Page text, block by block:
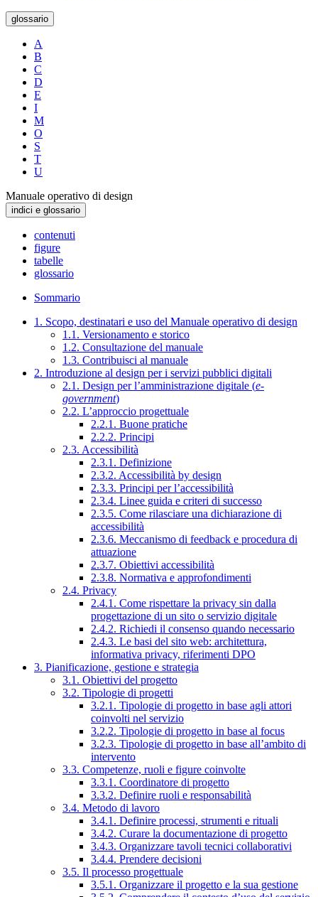
glossario
A
B
C
D
E
I
M
O
S
T
U
Manuale operativo di design
indici e glossario
contenuti
figure
tabelle
glossario
Sommario
1. Scopo, destinatari e uso del Manuale operativo di design
1.1. Versionamento e storico
1.2. Consultazione del manuale
1.3. Contribuisci al manuale
2. Introduzione al design per i servizi pubblici digitali
2.1. Design per l’amministrazione digitale (e-
government)
2.2. L’approccio progettuale
2.2.1. Buone pratiche
2.2.2. Principi
2.3. Accessibilità
2.3.1. Definizione
2.3.2. Accessibilità by design
2.3.3. Principi per l’accessibilità
2.3.4. Linee guida e criteri di successo
2.3.5. Come rilasciare una dichiarazione di
accessibilità
2.3.6. Meccanismo di feedback e procedura di
attuazione
2.3.7. Obiettivi accessibilità
2.3.8. Normativa e approfondimenti
2.4. Privacy
2.4.1. Come rispettare la privacy sin dalla
progettazione di un sito o servizio digitale
2.4.2. Richiedi il consenso quando necessario
2.4.3. Le basi del sito web: architettura,
informativa privacy, riferimenti DPO
3. Pianificazione, gestione e strategia
3.1. Obiettivi del progetto
3.2. Tipologie di progetti
3.2.1. Tipologie di progetto in base agli attori
coinvolti nel servizio
3.2.2. Tipologie di progetto in base al focus
3.2.3. Tipologie di progetto in base all’ambito di
intervento
3.3. Competenze, ruoli e figure coinvolte
3.3.1. Coordinatore di progetto
3.3.2. Definire ruoli e responsabilità
3.4. Metodo di lavoro
3.4.1. Definire processi, strumenti e rituali
3.4.2. Curare la documentazione di progetto
3.4.3. Organizzare tavoli tecnici collaborativi
3.4.4. Prendere decisioni
3.5. Il processo progettuale
3.5.1. Organizzare il progetto e la sua gestione